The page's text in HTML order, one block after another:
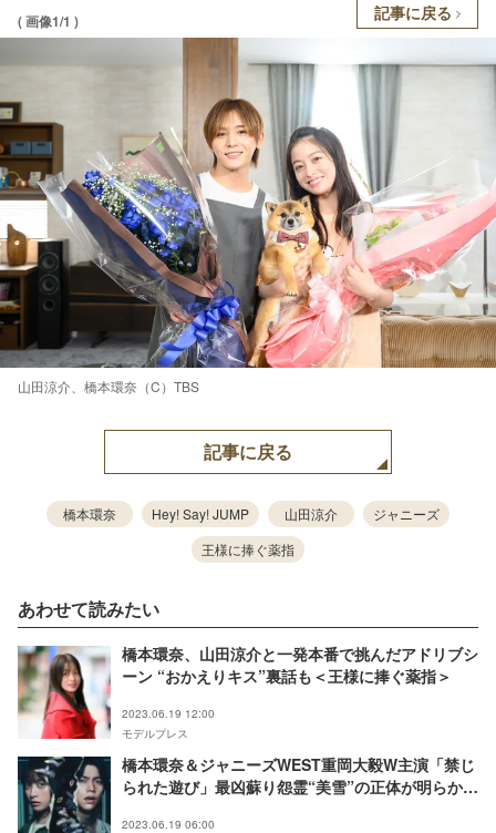
( 画像1/1 ) 記事に戻る
山田涼介、橋本環奈（C）TBS
記事に戻る
橋本環奈 Hey! Say! JUMP 山田涼介
ジャニーズ
王様に捧ぐ薬指
あわせて読みたい
橋本環奈、山田涼介と一発本番で挑んだアドリブシ
ーン “おかえりキス”裏話も＜王様に捧ぐ薬指＞
2023.06.19 12:00
モデルプレス
橋本環奈＆ジャニーズWEST重岡大毅W主演「禁じ
られた遊び」最凶蘇り怨霊“美雪”の正体が明らかに
2023.06.19 06:00